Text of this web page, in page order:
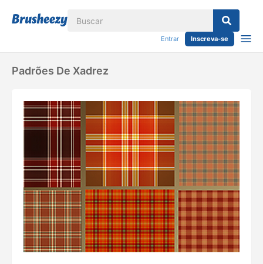
Entrar Inscreva-se
Padrões De Xadrez